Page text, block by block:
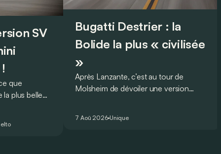
SV
que
plus belle
Bugatti Destrier : la
Bolide la plus « civilisée
»
Après Lanzante, c’est au tour de
Molsheim de dévoiler une version
7 Aoû 2026 Unique